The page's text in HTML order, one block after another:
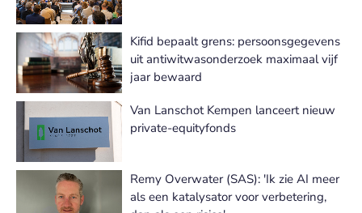
Kifid bepaalt grens: persoonsgegevens
uit antiwitwasonderzoek maximaal vijf
jaar bewaard
Van Lanschot Kempen lanceert nieuw
private-equityfonds
Remy Overwater (SAS): 'Ik zie AI meer
als een katalysator voor verbetering,